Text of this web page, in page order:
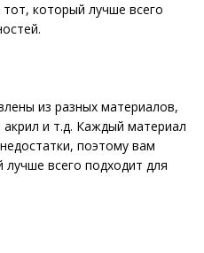
который лучше всего
из разных материалов,
акрил и т.д. Каждый материал
поэтому вам
всего подходит для